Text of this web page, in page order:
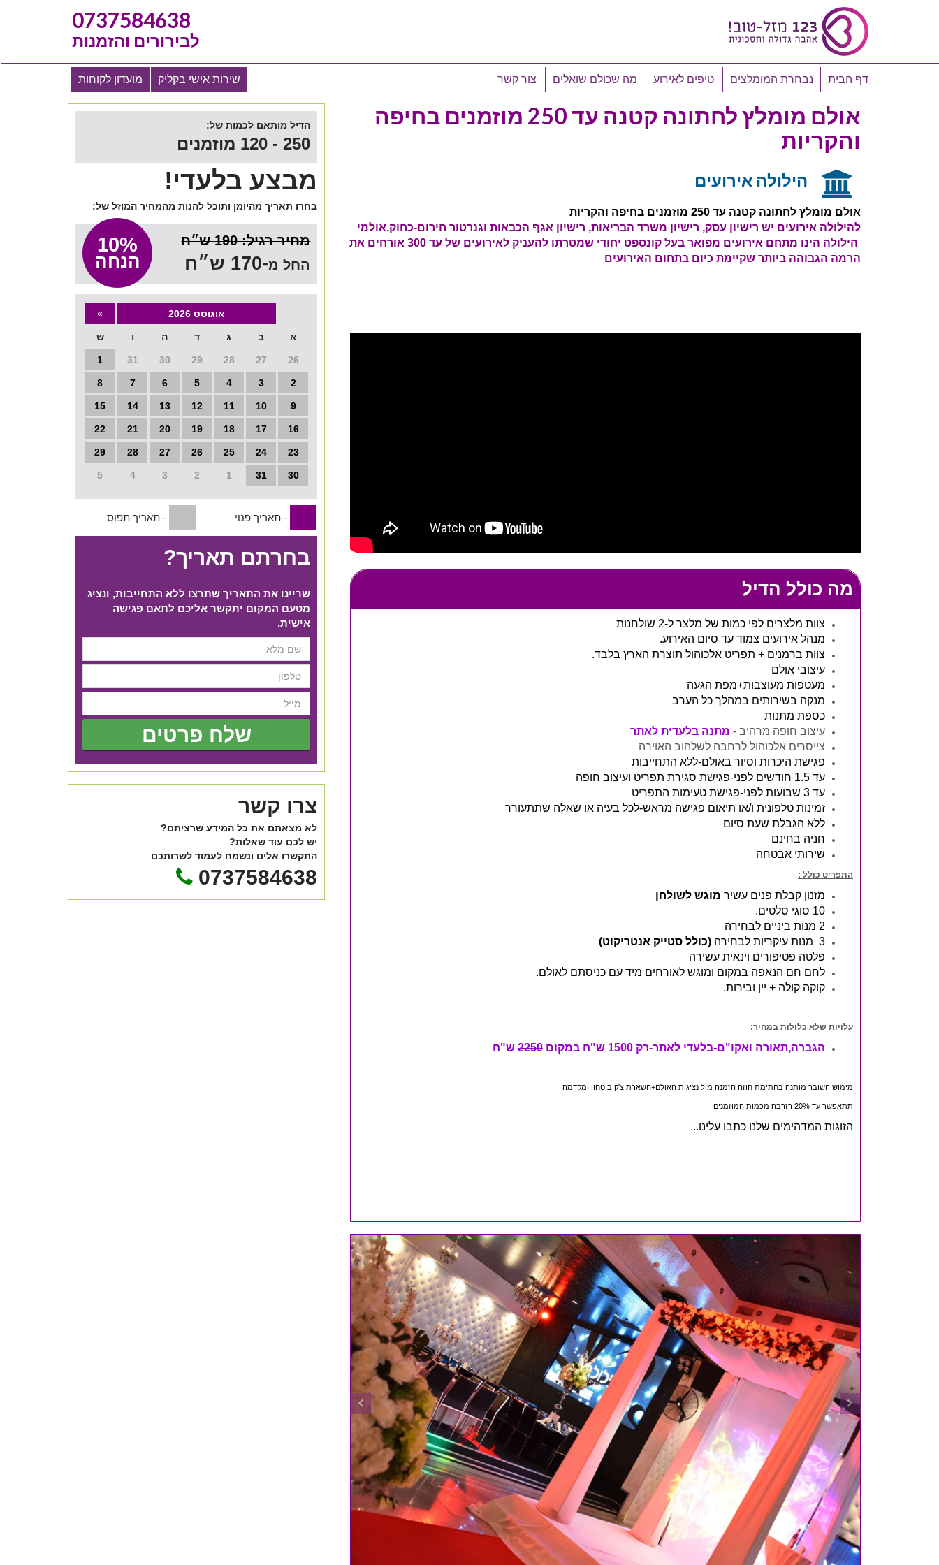
0737584638
לבירורים והזמנות
דף הבית נבחרת המומלצים טיפים לאירוע מה שכולם שואלים צור קשר מועדון לקוחות שירות אישי בקליק
הדיל מותאם לכמות של:
250 - 120 מוזמנים
מבצע בלעדי!
בחרו תאריך מהיומן ותוכל להנות מהמחיר המוזל של:
10%
הנחה
מחיר רגיל: 190 ש״ח
החל מ-170 ש״ח
אוגוסט 2026 »
א ב ג ד ה ו ש
26
27
28
29
30
31
1
2
3
4
5
6
7
8
9
10
11
12
13
14
15
16
17
18
19
20
21
22
23
24
25
26
27
28
29
30
31
1
2
3
4
5
- תאריך פנוי - תאריך תפוס
בחרתם תאריך?
שריינו את התאריך שתרצו ללא התחייבות, ונציג
מטעם המקום יתקשר אליכם לתאם פגישה
אישית.
שלח פרטים
צרו קשר
לא מצאתם את כל המידע שרציתם?
יש לכם עוד שאלות?
התקשרו אלינו ונשמח לעמוד לשרותכם
0737584638
אולם מומלץ לחתונה קטנה עד 250 מוזמנים בחיפה
והקריות
הילולה אירועים
אולם מומלץ לחתונה קטנה עד 250 מוזמנים בחיפה והקריות
להילולה אירועים יש רישיון עסק, רישיון משרד הבריאות, רישיון אגף הכבאות וגנרטור חירום-כחוק.אולמי
הילולה הינו מתחם אירועים מפואר בעל קונספט יחודי שמטרתו להעניק לאירועים של עד 300 אורחים את
הרמה הגבוהה ביותר שקיימת כיום בתחום האירועים
מה כולל הדיל
צוות מלצרים לפי כמות של מלצר ל-2 שולחנות
מנהל אירועים צמוד עד סיום האירוע.
צוות ברמנים + תפריט אלכוהול תוצרת הארץ בלבד.
עיצובי אולם
מעטפות מעוצבות+מפת הגעה
מנקה בשירותים במהלך כל הערב
כספת מתנות
עיצוב חופה מרהיב - מתנה בלעדית לאתר
צייסרים אלכוהול לרחבה לשלהוב האוירה
פגישת היכרות וסיור באולם-ללא התחייבות
עד 1.5 חודשים לפני-פגישת סגירת תפריט ועיצוב חופה
עד 3 שבועות לפני-פגישת טעימות התפריט
זמינות טלפונית ו/או תיאום פגישה מראש-לכל בעיה או שאלה שתתעורר
ללא הגבלת שעת סיום
חניה בחינם
שירותי אבטחה
התפריט כולל :
מזנון קבלת פנים עשיר מוגש לשולחן
10 סוגי סלטים.
2 מנות ביניים לבחירה
3 מנות עיקריות לבחירה
(כולל סטייק אנטריקוט)
פלטה פטיפורים וינאית עשירה
לחם חם הנאפה במקום ומוגש לאורחים מיד עם כניסתם לאולם.
קוקה קולה + יין ובירות.
עלויות שלא כלולות במחיר:
הגברה,תאורה ואקו"ם-בלעדי לאתר-רק 1500 ש"ח במקום 2250 ש"ח
מימוש השובר מותנה בחתימת חוזה הזמנה מול נציגות האולם+השארת צ'ק ביטחון ומקדמה
תתאפשר עד 20% רזרבה מכמות המוזמנים
הזוגות המדהימים שלנו כתבו עלינו...